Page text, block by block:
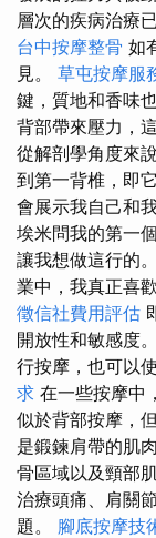
層次的疾病治療
台中按摩整骨 如
見。 草屯按摩服
鍵，質地和香味
背部帶來壓力，
從解剖學角度來
到第一背椎，即
會展示我自己和
埃米問我的第一
讓我想做這行的。
業中，我真正喜
徵信社費用評估
開放性和敏感度。
行按摩，也可以
求 在一些按摩中
似於背部按摩，
是鍛鍊肩帶的
骨區域以及頸部
治療頭痛、肩關
題。 腳底按摩技